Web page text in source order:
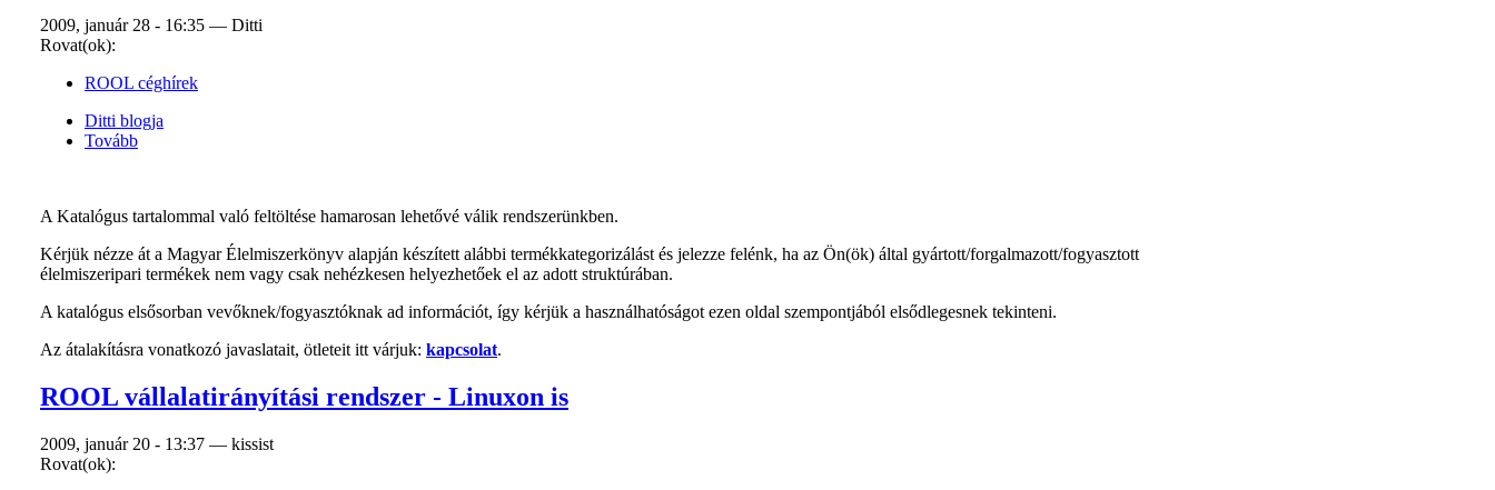
2009, január 28 - 16:35 — Ditti
Rovat(ok):
ROOL céghírek
Ditti blogja
Tovább
A Katalógus tartalommal való feltöltése hamarosan lehetővé válik rendszerünkben.
Kérjük nézze át a Magyar Élelmiszerkönyv alapján készített alábbi termékkategorizálást és jelezze felénk, ha az Ön(ök) által gyártott/forgalmazott/fogyasztott
élelmiszeripari termékek nem vagy csak nehézkesen helyezhetőek el az adott struktúrában.
A katalógus elsősorban vevőknek/fogyasztóknak ad információt, így kérjük a használhatóságot ezen oldal szempontjából elsődlegesnek tekinteni.
Az átalakításra vonatkozó javaslatait, ötleteit itt várjuk: kapcsolat.
ROOL vállalatirányítási rendszer - Linuxon is
2009, január 20 - 13:37 — kissist
Rovat(ok):